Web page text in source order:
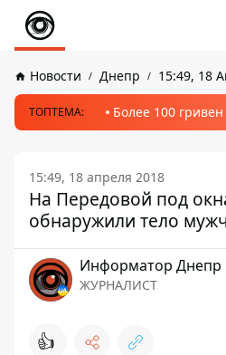
Новости Днепр 15:49, 18
ТОПТЕМА: Более 100
15:49, 18 апреля 2018
На Передовой под
обнаружили тело
Информатор Днепр
ЖУРНАЛИСТ
👍